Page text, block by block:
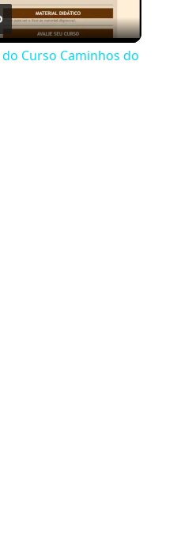
Curso Caminhos do